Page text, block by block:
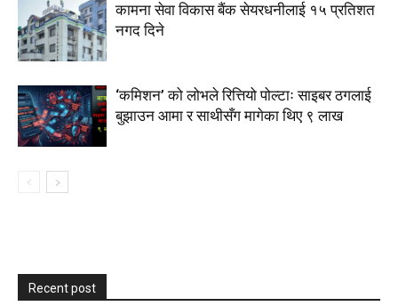
कामना सेवा विकास बैंक सेयरधनीलाई १५ प्रतिशत
नगद दिने
‘कमिशन’ को लोभले रित्तियो पोल्टाः साइबर ठगलाई
बुझाउन आमा र साथीसँग मागेका थिए ९ लाख
Recent post